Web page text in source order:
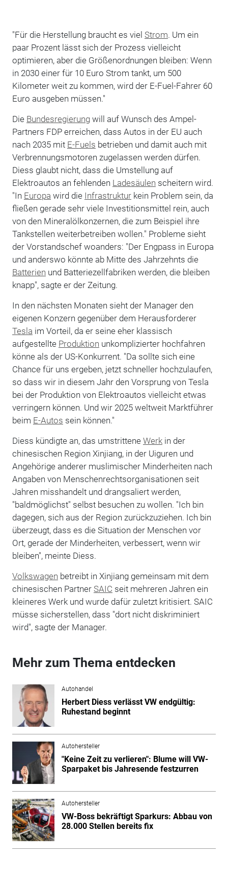
"Für die Herstellung braucht es viel Strom. Um ein
paar Prozent lässt sich der Prozess vielleicht
optimieren, aber die Größenordnungen bleiben: Wenn
in 2030 einer für 10 Euro Strom tankt, um 500
Kilometer weit zu kommen, wird der E-Fuel-Fahrer 60
Euro ausgeben müssen."
Die Bundesregierungwill auf Wunsch des Ampel-
Partners FDP erreichen, dass Autos in der EU auch
nach 2035 mit E-Fuels betrieben und damit auch mit
Verbrennungsmotoren zugelassen werden dürfen.
Diess glaubt nicht, dass die Umstellung auf
Elektroautos an fehlenden Ladesäulen scheitern wird.
"In Europa wird die Infrastrukturkein Problem sein, da
fließen gerade sehr viele Investitionsmittel rein, auch
von den Mineralölkonzernen, die zum Beispiel ihre
Tankstellen weiterbetreiben wollen." Probleme sieht
der Vorstandschef woanders: "Der Engpass in Europa
und anderswo könnte ab Mitte des Jahrzehnts die
Batterien und Batteriezellfabriken werden, die bleiben
knapp", sagte er der Zeitung.
In den nächsten Monaten sieht der Manager den
eigenen Konzern gegenüber dem Herausforderer
Tesla im Vorteil, da er seine eher klassisch
aufgestellte Produktion unkomplizierter hochfahren
könne als der US-Konkurrent. "Da sollte sich eine
Chance für uns ergeben, jetzt schneller hochzulaufen,
so dass wir in diesem Jahr den Vorsprung von Tesla
bei der Produktion von Elektroautos vielleicht etwas
verringern können. Und wir 2025 weltweit Marktführer
beim E-Autos sein können."
Diess kündigte an, das umstrittene Werkin der
chinesischen Region Xinjiang, in der Uiguren und
Angehörige anderer muslimischer Minderheiten nach
Angaben von Menschenrechtsorganisationen seit
Jahren misshandelt und drangsaliert werden,
"baldmöglichst" selbst besuchen zu wollen. "Ich bin
dagegen, sich aus der Region zurückzuziehen. Ich bin
überzeugt, dass es die Situation der Menschen vor
Ort, gerade der Minderheiten, verbessert, wenn wir
bleiben", meinte Diess.
Volkswagen betreibt in Xinjiang gemeinsam mit dem
chinesischen Partner SAIC seit mehreren Jahren ein
kleineres Werk und wurde dafür zuletzt kritisiert. SAIC
müsse sicherstellen, dass "dort nicht diskriminiert
wird", sagte der Manager.
Mehr zum Thema entdecken
Autohandel
Herbert Diess verlässt VW endgültig:
Ruhestand beginnt
Autohersteller
"Keine Zeit zu verlieren": Blume will VW-
Sparpaket bis Jahresende festzurren
Autohersteller
VW-Boss bekräftigt Sparkurs: Abbau von
28.000 Stellen bereits fix